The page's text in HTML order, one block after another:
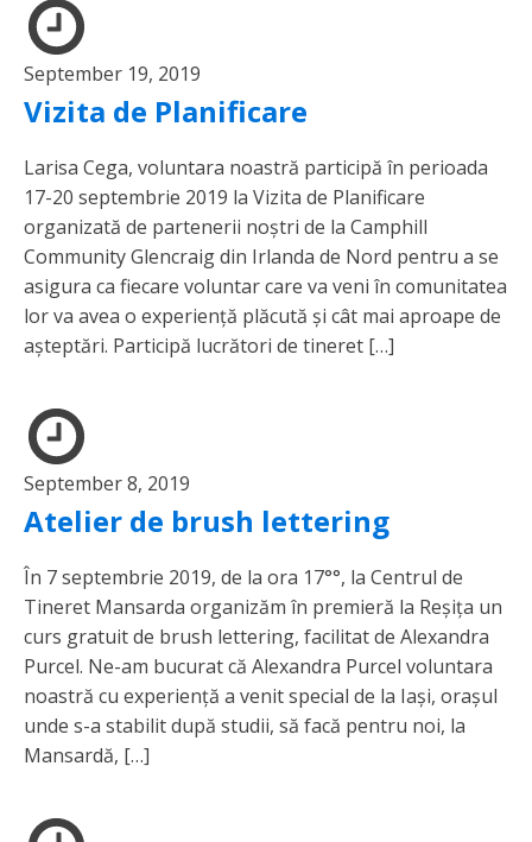
September 19, 2019
Vizita de Planificare
Larisa Cega, voluntara noastră participă în perioada
17-20 septembrie 2019 la Vizita de Planificare
organizată de partenerii noștri de la Camphill
Community Glencraig din Irlanda de Nord pentru a se
asigura ca fiecare voluntar care va veni în comunitatea
lor va avea o experiență plăcută și cât mai aproape de
așteptări. Participă lucrători de tineret […]
September 8, 2019
Atelier de brush lettering
În 7 septembrie 2019, de la ora 17°°, la Centrul de
Tineret Mansarda organizăm în premieră la Reșița un
curs gratuit de brush lettering, facilitat de Alexandra
Purcel. Ne-am bucurat că Alexandra Purcel voluntara
noastră cu experiență a venit special de la Iași, orașul
unde s-a stabilit după studii, să facă pentru noi, la
Mansardă, […]